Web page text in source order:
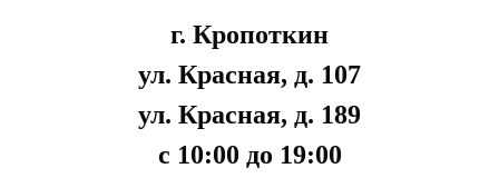
г. Кропоткин
ул. Красная, д. 107
ул. Красная, д. 189
с 10:00 до 19:00